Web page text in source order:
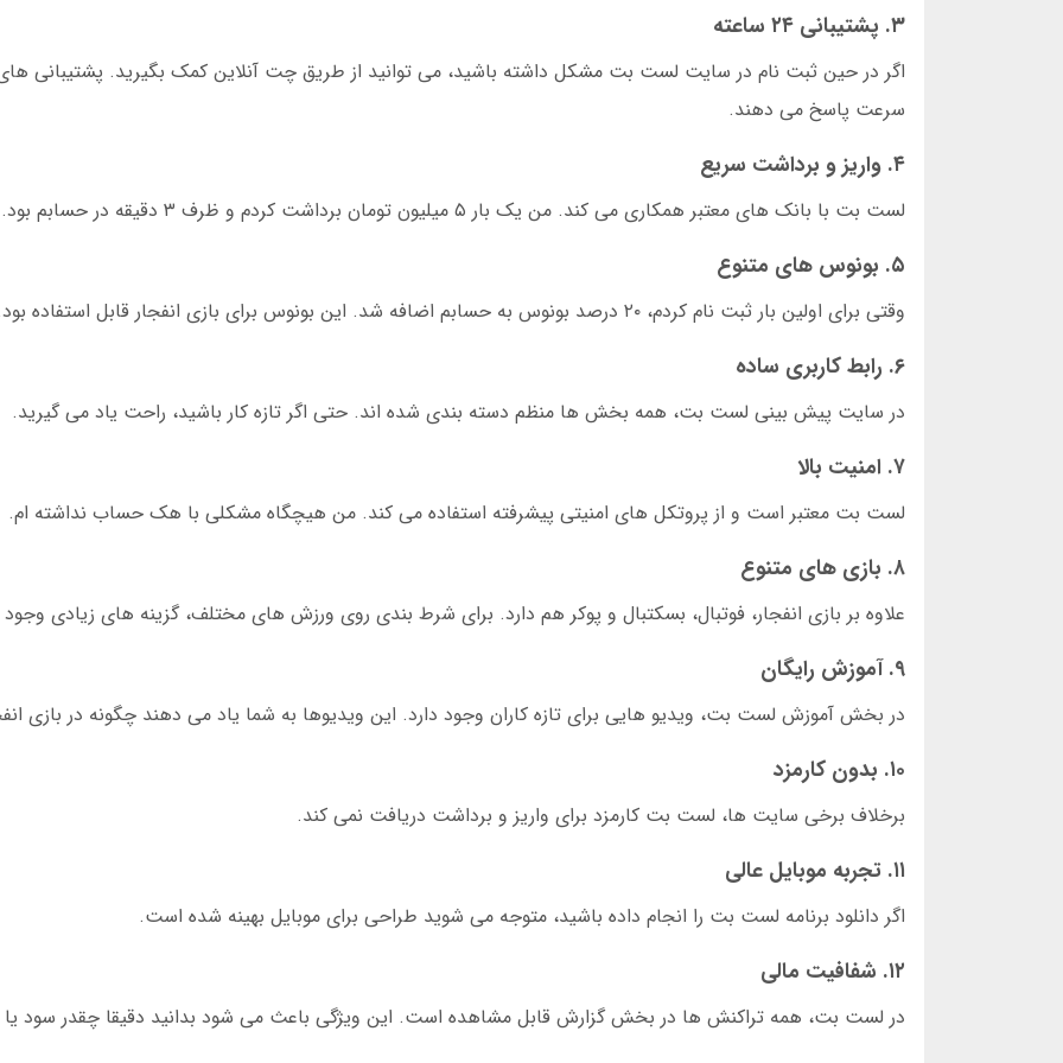
۳. پشتیبانی ۲۴ ساعته
اگر در حین ثبت نام در سایت لست بت مشکل داشته باشید، می توانید از طریق چت آنلاین کمک بگیرید. پشتیبانی
سرعت پاسخ می دهند.
۴. واریز و برداشت سریع
لست بت با بانک های معتبر همکاری می کند. من یک بار ۵ میلیون تومان برداشت کردم و ظرف ۳ دقیقه در حسابم بود.
۵. بونوس های متنوع
وقتی برای اولین بار ثبت نام کردم، ۲۰ درصد بونوس به حسابم اضافه شد. این بونوس برای بازی انفجار قابل استفاده بود.
۶. رابط کاربری ساده
در سایت پیش بینی لست بت، همه بخش ها منظم دسته بندی شده اند. حتی اگر تازه کار باشید، راحت یاد می گیرید.
۷. امنیت بالا
لست بت معتبر است و از پروتکل های امنیتی پیشرفته استفاده می کند. من هیچگاه مشکلی با هک حساب نداشته ام.
۸. بازی های متنوع
علاوه بر بازی انفجار، فوتبال، بسکتبال و پوکر هم دارد. برای شرط بندی روی ورزش های مختلف، گزینه های زیادی وجود
۹. آموزش رایگان
در بخش آموزش لست بت، ویدیو هایی برای تازه کاران وجود دارد. این ویدیوها به شما یاد می دهند چگونه در بازی
۱۰. بدون کارمزد
برخلاف برخی سایت ها، لست بت کارمزد برای واریز و برداشت دریافت نمی کند.
۱۱. تجربه موبایل عالی
اگر دانلود برنامه لست بت را انجام داده باشید، متوجه می شوید طراحی برای موبایل بهینه شده است.
۱۲. شفافیت مالی
در لست بت، همه تراکنش ها در بخش گزارش قابل مشاهده است. این ویژگی باعث می شود بدانید دقیقا چقدر سود یا